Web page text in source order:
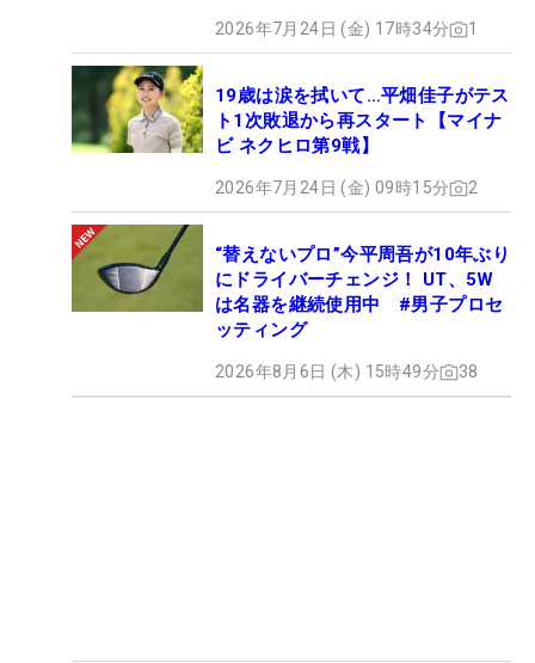
2026年7月24日 (金) 17時34分 1
19歳は涙を拭いて…平畑佳子がテス
ト1次敗退から再スタート【マイナ
ビ ネクヒロ第9戦】
2026年7月24日 (金) 09時15分 2
“替えないプロ”今平周吾が10年ぶり
にドライバーチェンジ！ UT、5W
は名器を継続使用中 #男子プロセ
ッティング
2026年8月6日 (木) 15時49分 38